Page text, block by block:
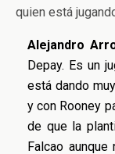
quien está
Alejandro
Depay. Es un
está dando
y con Rooney
de que la
Falcao